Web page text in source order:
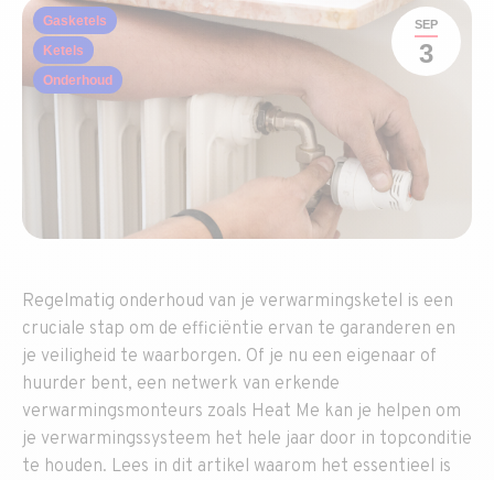
SEP
3
Gasketels
Ketels
Onderhoud
Regelmatig onderhoud van je verwarmingsketel is een
cruciale stap om de efficiëntie ervan te garanderen en
je veiligheid te waarborgen. Of je nu een eigenaar of
huurder bent, een netwerk van erkende
verwarmingsmonteurs zoals Heat Me kan je helpen om
je verwarmingssysteem het hele jaar door in topconditie
te houden. Lees in dit artikel waarom het essentieel is